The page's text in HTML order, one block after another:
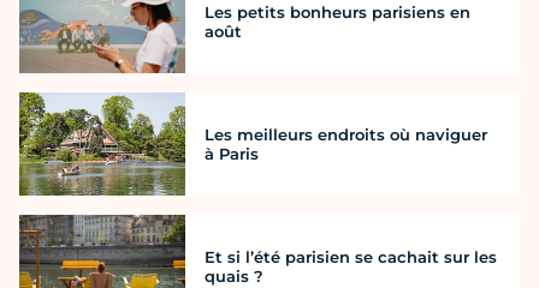
Les petits bonheurs parisiens en
août
Les meilleurs endroits où naviguer
à Paris
Et si l’été parisien se cachait sur les
quais ?